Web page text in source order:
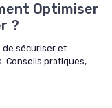
Optimiser
?
de sécuriser et
Conseils pratiques,